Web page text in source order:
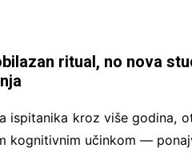
ritual, no nova
ispitanika kroz više godina,
kognitivnim učinkom —